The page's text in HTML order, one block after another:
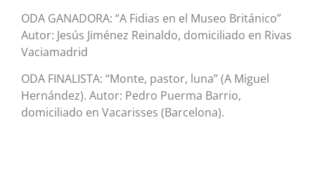
ODA GANADORA: “A Fidias en el Museo Británico”
Autor: Jesús Jiménez Reinaldo, domiciliado en Rivas
Vaciamadrid
ODA FINALISTA: “Monte, pastor, luna” (A Miguel
Hernández). Autor: Pedro Puerma Barrio,
domiciliado en Vacarisses (Barcelona).